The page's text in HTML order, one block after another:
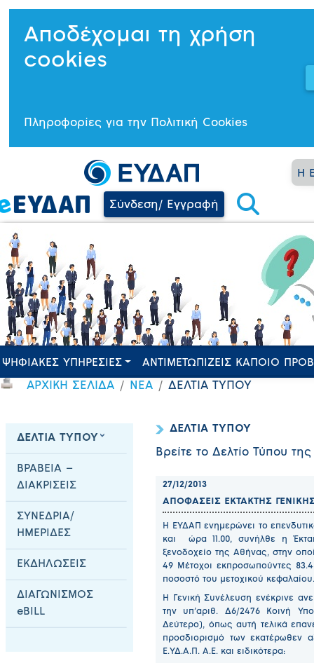
Αποδέχομαι τη χρήση
cookies
Πληροφορίες για την Πολιτική Cookies
Η
Σύνδεση/ Εγγραφή
ΨΗΦΙΑΚΕΣ ΥΠΗΡΕΣΙΕΣ ΑΝΤΙΜΕΤΩΠΙΖΕΙΣ ΚΑΠΟΙΟ
ΑΡΧΙΚΗ ΣΕΛΙΔΑ ΝΕΑ ΔΕΛΤΙΑ ΤΥΠΟΥ
ΔΕΛΤΙΑ ΤΥΠΟΥ
ΒΡΑΒΕΙΑ –
ΔΙΑΚΡΙΣΕΙΣ
ΣΥΝΕΔΡΙΑ/
ΗΜΕΡΙΔΕΣ
ΕΚΔΗΛΩΣΕΙΣ
ΔΙΑΓΩΝΙΣΜΟΣ
eBILL
ΔΕΛΤΙΑ ΤΥΠΟΥ
Βρείτε το Δελτίο Τύπου
27/12/2013
ΑΠΟΦΑΣΕΙΣ ΕΚΤΑΚΤΗΣ
Η ΕΥΔΑΠ ενημερώνει το
και ώρα 11.00, συνήλθε η
ξενοδοχείο της Αθήνας, στην
49 Μέτοχοι εκπροσωπούντες
ποσοστό του μετοχικού κεφαλαίου.
Η Γενική Συνέλευση ενέκρινε
την υπ’αριθ. Δ6/2476 Κοινή
Δεύτερο), όπως αυτή τελικά
προσδιορισμό των εκατέρωθεν
Ε.ΥΔ.Α.Π. Α.Ε. και ειδικότερα: